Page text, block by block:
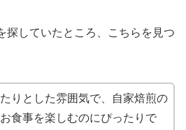
探していたところ、こちらを見つ
りとした雰囲気で、自家焙煎の
食事を楽しむのにぴったりで